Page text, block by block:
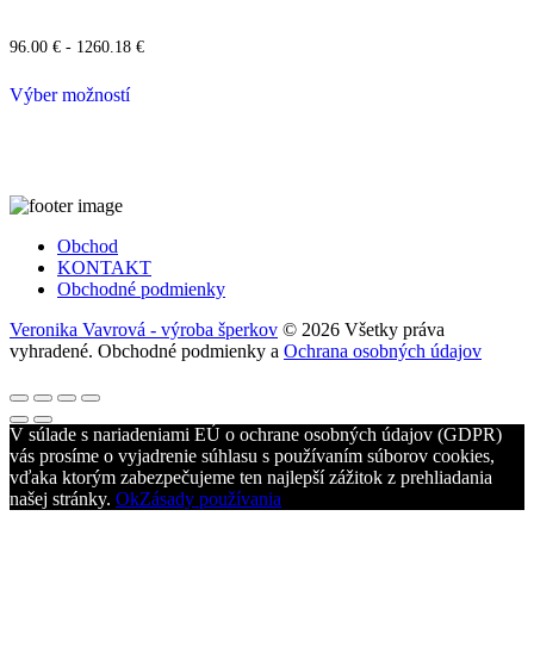
96.00 € - 1260.18 €
Výber možností
Obchod
KONTAKT
Obchodné podmienky
Veronika Vavrová - výroba šperkov © 2026 Všetky práva
vyhradené. Obchodné podmienky a Ochrana osobných údajov
V súlade s nariadeniami EÚ o ochrane osobných údajov (GDPR)
vás prosíme o vyjadrenie súhlasu s používaním súborov cookies,
vďaka ktorým zabezpečujeme ten najlepší zážitok z prehliadania
našej stránky. OkZásady používania